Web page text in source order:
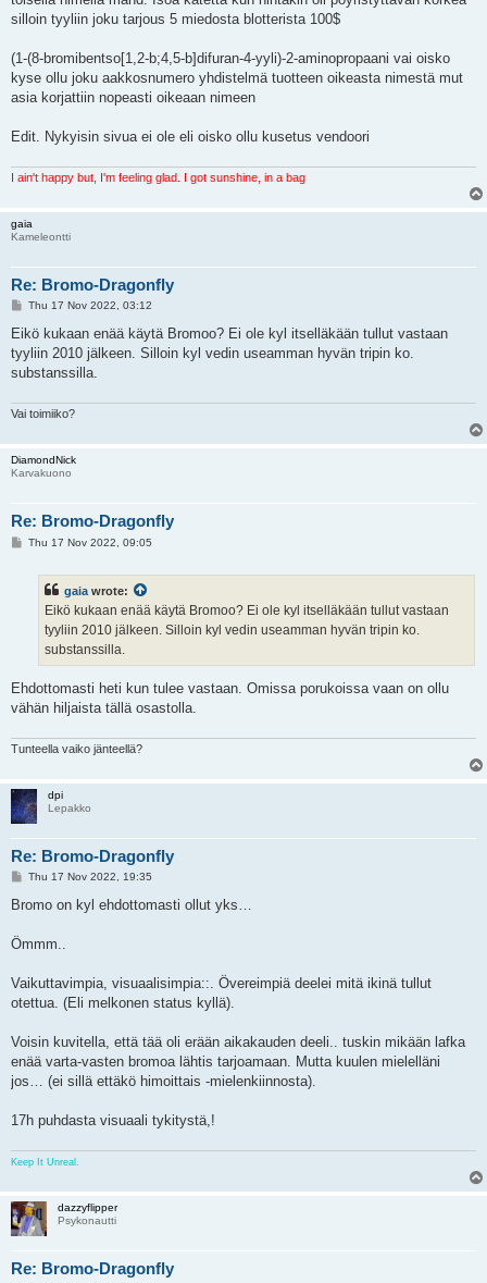
silloin tyyliin joku tarjous 5 miedosta blotterista 100$
(1-(8-bromibentso[1,2-b;4,5-b]difuran-4-yyli)-2-aminopropaani vai oisko
kyse ollu joku aakkosnumero yhdistelmä tuotteen oikeasta nimestä mut
asia korjattiin nopeasti oikeaan nimeen
Edit. Nykyisin sivua ei ole eli oisko ollu kusetus vendoori
I ain't happy but, I'm feeling glad. I got sunshine, in a bag
gaia
Kameleontti
Re: Bromo-Dragonfly
P
s
Thu 17 Nov 2022, 03:12
Eikö kukaan enää käytä Bromoo? Ei ole kyl itselläkään tullut vastaan
tyyliin 2010 jälkeen. Silloin kyl vedin useamman hyvän tripin ko.
substanssilla.
Vai toimiiko?
DiamondNick
Karvakuono
Re: Bromo-Dragonfly
PThu 17 Nov 2022, 09:05
gaia wrote:
Eikö kukaan enää käytä Bromoo? Ei ole kyl itselläkään tullut vastaan
tyyliin 2010 jälkeen. Silloin kyl vedin useamman hyvän tripin ko.
substanssilla.
Ehdottomasti heti kun tulee vastaan. Omissa porukoissa vaan on ollu
vähän hiljaista tällä osastolla.
Tunteella vaiko jänteellä?
dpi
Lepakko
Re: Bromo-Dragonfly
P
s
Thu 17 Nov 2022, 19:35
Bromo on kyl ehdottomasti ollut yks…
Ömmm..
Vaikuttavimpia, visuaalisimpia::. Övereimpiä deelei mitä ikinä tullut
otettua. (Eli melkonen status kyllä).
Voisin kuvitella, että tää oli erään aikakauden deeli.. tuskin mikään lafka
enää varta-vasten bromoa lähtis tarjoamaan. Mutta kuulen mielelläni
jos… (ei sillä ettäkö himoittais -mielenkiinnosta).
17h puhdasta visuaali tykitystä,!
Keep It Unreal.
dazzyflipper
Psykonautti
Re: Bromo-Dragonfly